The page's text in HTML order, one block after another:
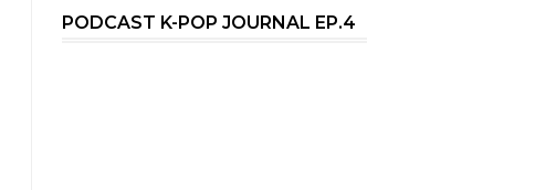
PODCAST K-POP JOURNAL EP.4